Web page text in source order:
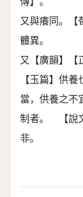
又與癢同。【
體異。
又【廣韻】【
【玉篇】供
當，供養之不
制者。 【說
非。